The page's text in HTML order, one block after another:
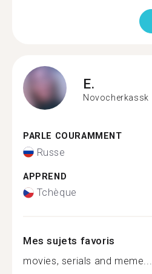
E.
Novocherkassk
PARLE COURAMMENT
Russe
APPREND
Tchèque
Mes sujets favoris
movies, serials and meme...